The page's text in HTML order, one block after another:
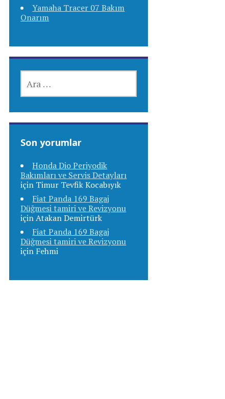
Yamaha Tracer 07 Bakım
Onarım
Son yorumlar
Honda Dio Periyodik
Bakımları ve Servis Detayları
için Timur Tevfik Kocabıyık
Fiat Panda 169 Bagaj
Düğmesi tamiri ve Revizyonu
içinAtakan Demirtürk
Fiat Panda 169 Bagaj
Düğmesi tamiri ve Revizyonu
için Fehmi